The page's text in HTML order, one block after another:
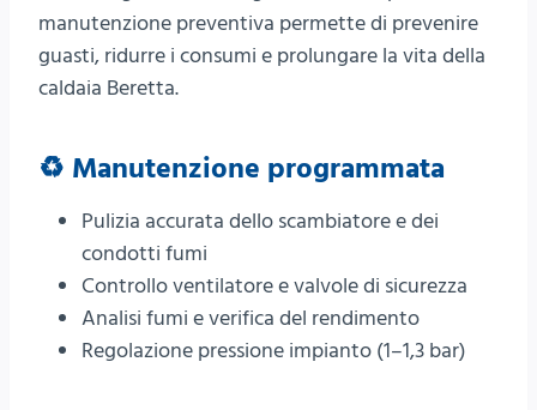
manutenzione preventiva permette di prevenire
guasti, ridurre i consumi e prolungare la vita della
caldaia Beretta.
♻️ Manutenzione programmata
Pulizia accurata dello scambiatore e dei
condotti fumi
Controllo ventilatore e valvole di sicurezza
Analisi fumi e verifica del rendimento
Regolazione pressione impianto (1–1,3 bar)